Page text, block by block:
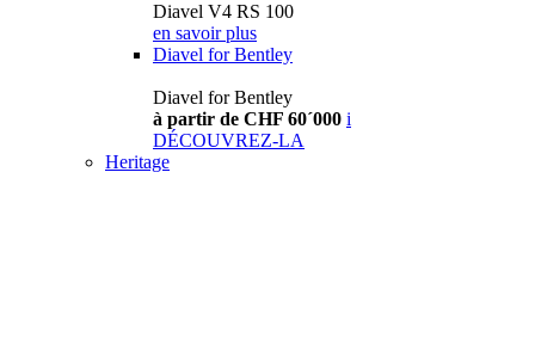
Diavel V4 RS 100
en savoir plus
Diavel for Bentley
Diavel for Bentley
à partir de CHF 60´000 i
DÉCOUVREZ-LA
Heritage